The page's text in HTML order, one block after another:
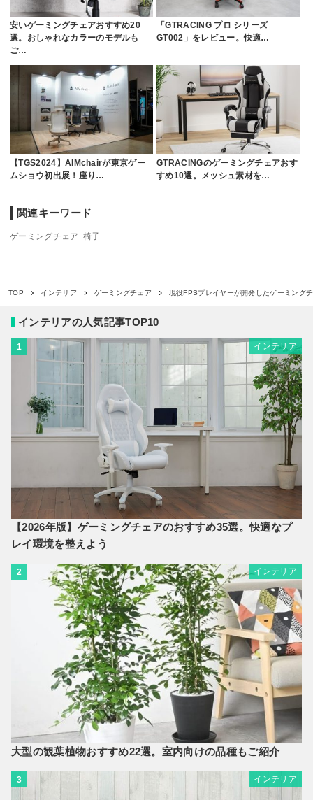
安いゲーミングチェアおすすめ20
選。おしゃれなカラーのモデルも
ご…
「GTRACING プロ シリーズ
GT002」をレビュー。快適…
【TGS2024】AIMchairが東京ゲー
ムショウ初出展！座り…
GTRACINGのゲーミングチェアおす
すめ10選。メッシュ素材を…
関連キーワード
ゲーミングチェア 椅子
TOP インテリア ゲーミングチェア 現役FPSプレイヤーが開発したゲーミング
インテリアの人気記事TOP10
1 インテリア
【2026年版】ゲーミングチェアのおすすめ35選。快適なプ
レイ環境を整えよう
2 インテリア
大型の観葉植物おすすめ22選。室内向けの品種もご紹介
3 インテリア